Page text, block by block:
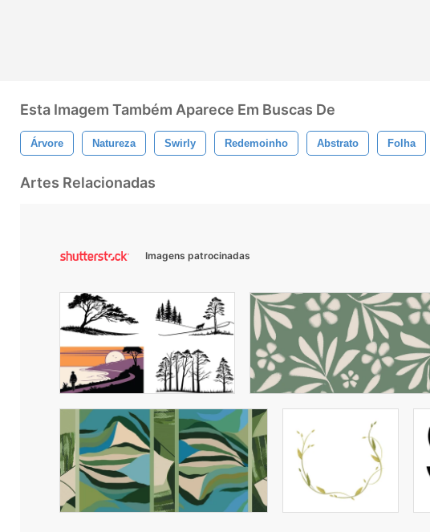
Esta Imagem Também Aparece Em Buscas De
Árvore Natureza Swirly Redemoinho Abstrato Folha
Artes Relacionadas
Imagens patrocinadas